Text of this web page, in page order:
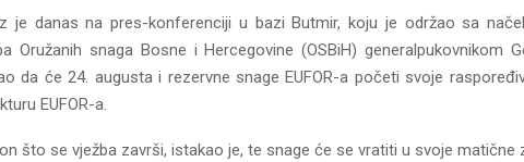
je danas na pres-konferenciji u bazi Butmir, koju je održao sa
Oružanih snaga Bosne i Hercegovine (OSBiH) generalpukovnikom
da će 24. augusta i rezervne snage EUFOR-a početi svoje
EUFOR-a.
što se vježba završi, istakao je, te snage će se vratiti u svoje matične